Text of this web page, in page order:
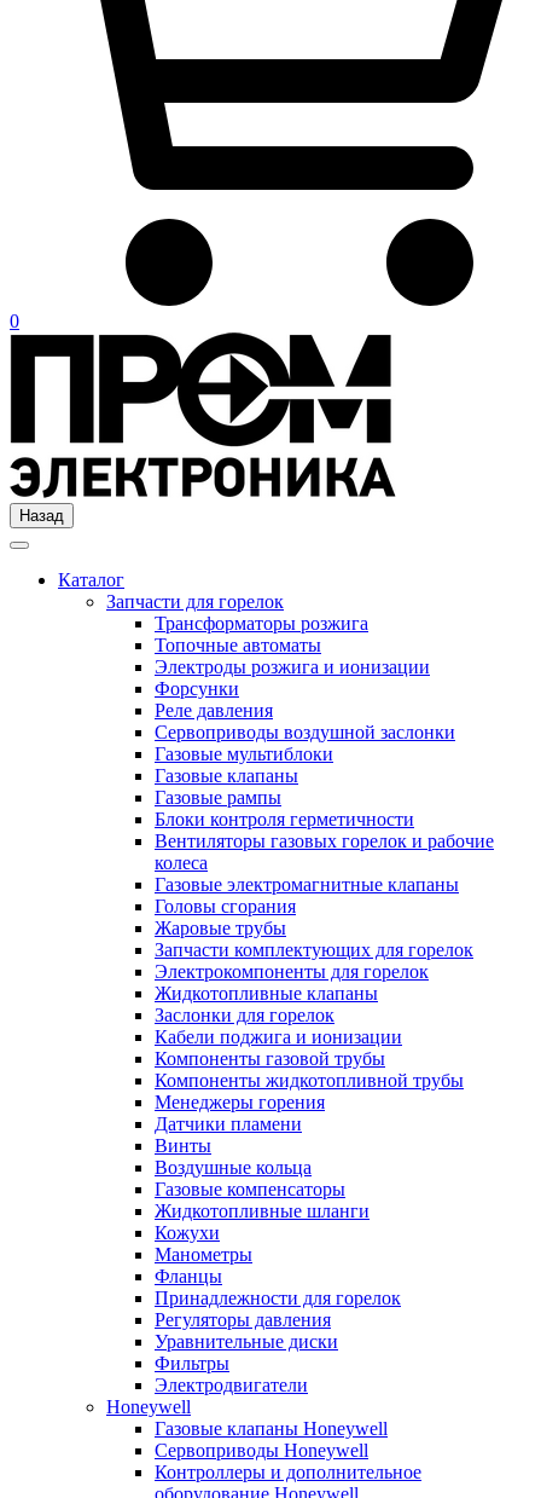
0
Назад
Каталог
Запчасти для горелок
Трансформаторы розжига
Топочные автоматы
Электроды розжига и ионизации
Форсунки
Реле давления
Сервоприводы воздушной заслонки
Газовые мультиблоки
Газовые клапаны
Газовые рампы
Блоки контроля герметичности
Вентиляторы газовых горелок и рабочие
колеса
Газовые электромагнитные клапаны
Головы сгорания
Жаровые трубы
Запчасти комплектующих для горелок
Электрокомпоненты для горелок
Жидкотопливные клапаны
Заслонки для горелок
Кабели поджига и ионизации
Компоненты газовой трубы
Компоненты жидкотопливной трубы
Менеджеры горения
Датчики пламени
Винты
Воздушные кольца
Газовые компенсаторы
Жидкотопливные шланги
Кожухи
Манометры
Фланцы
Принадлежности для горелок
Регуляторы давления
Уравнительные диски
Фильтры
Электродвигатели
Honeywell
Газовые клапаны Honeywell
Сервоприводы Honeywell
Контроллеры и дополнительное
оборудование Honeywell